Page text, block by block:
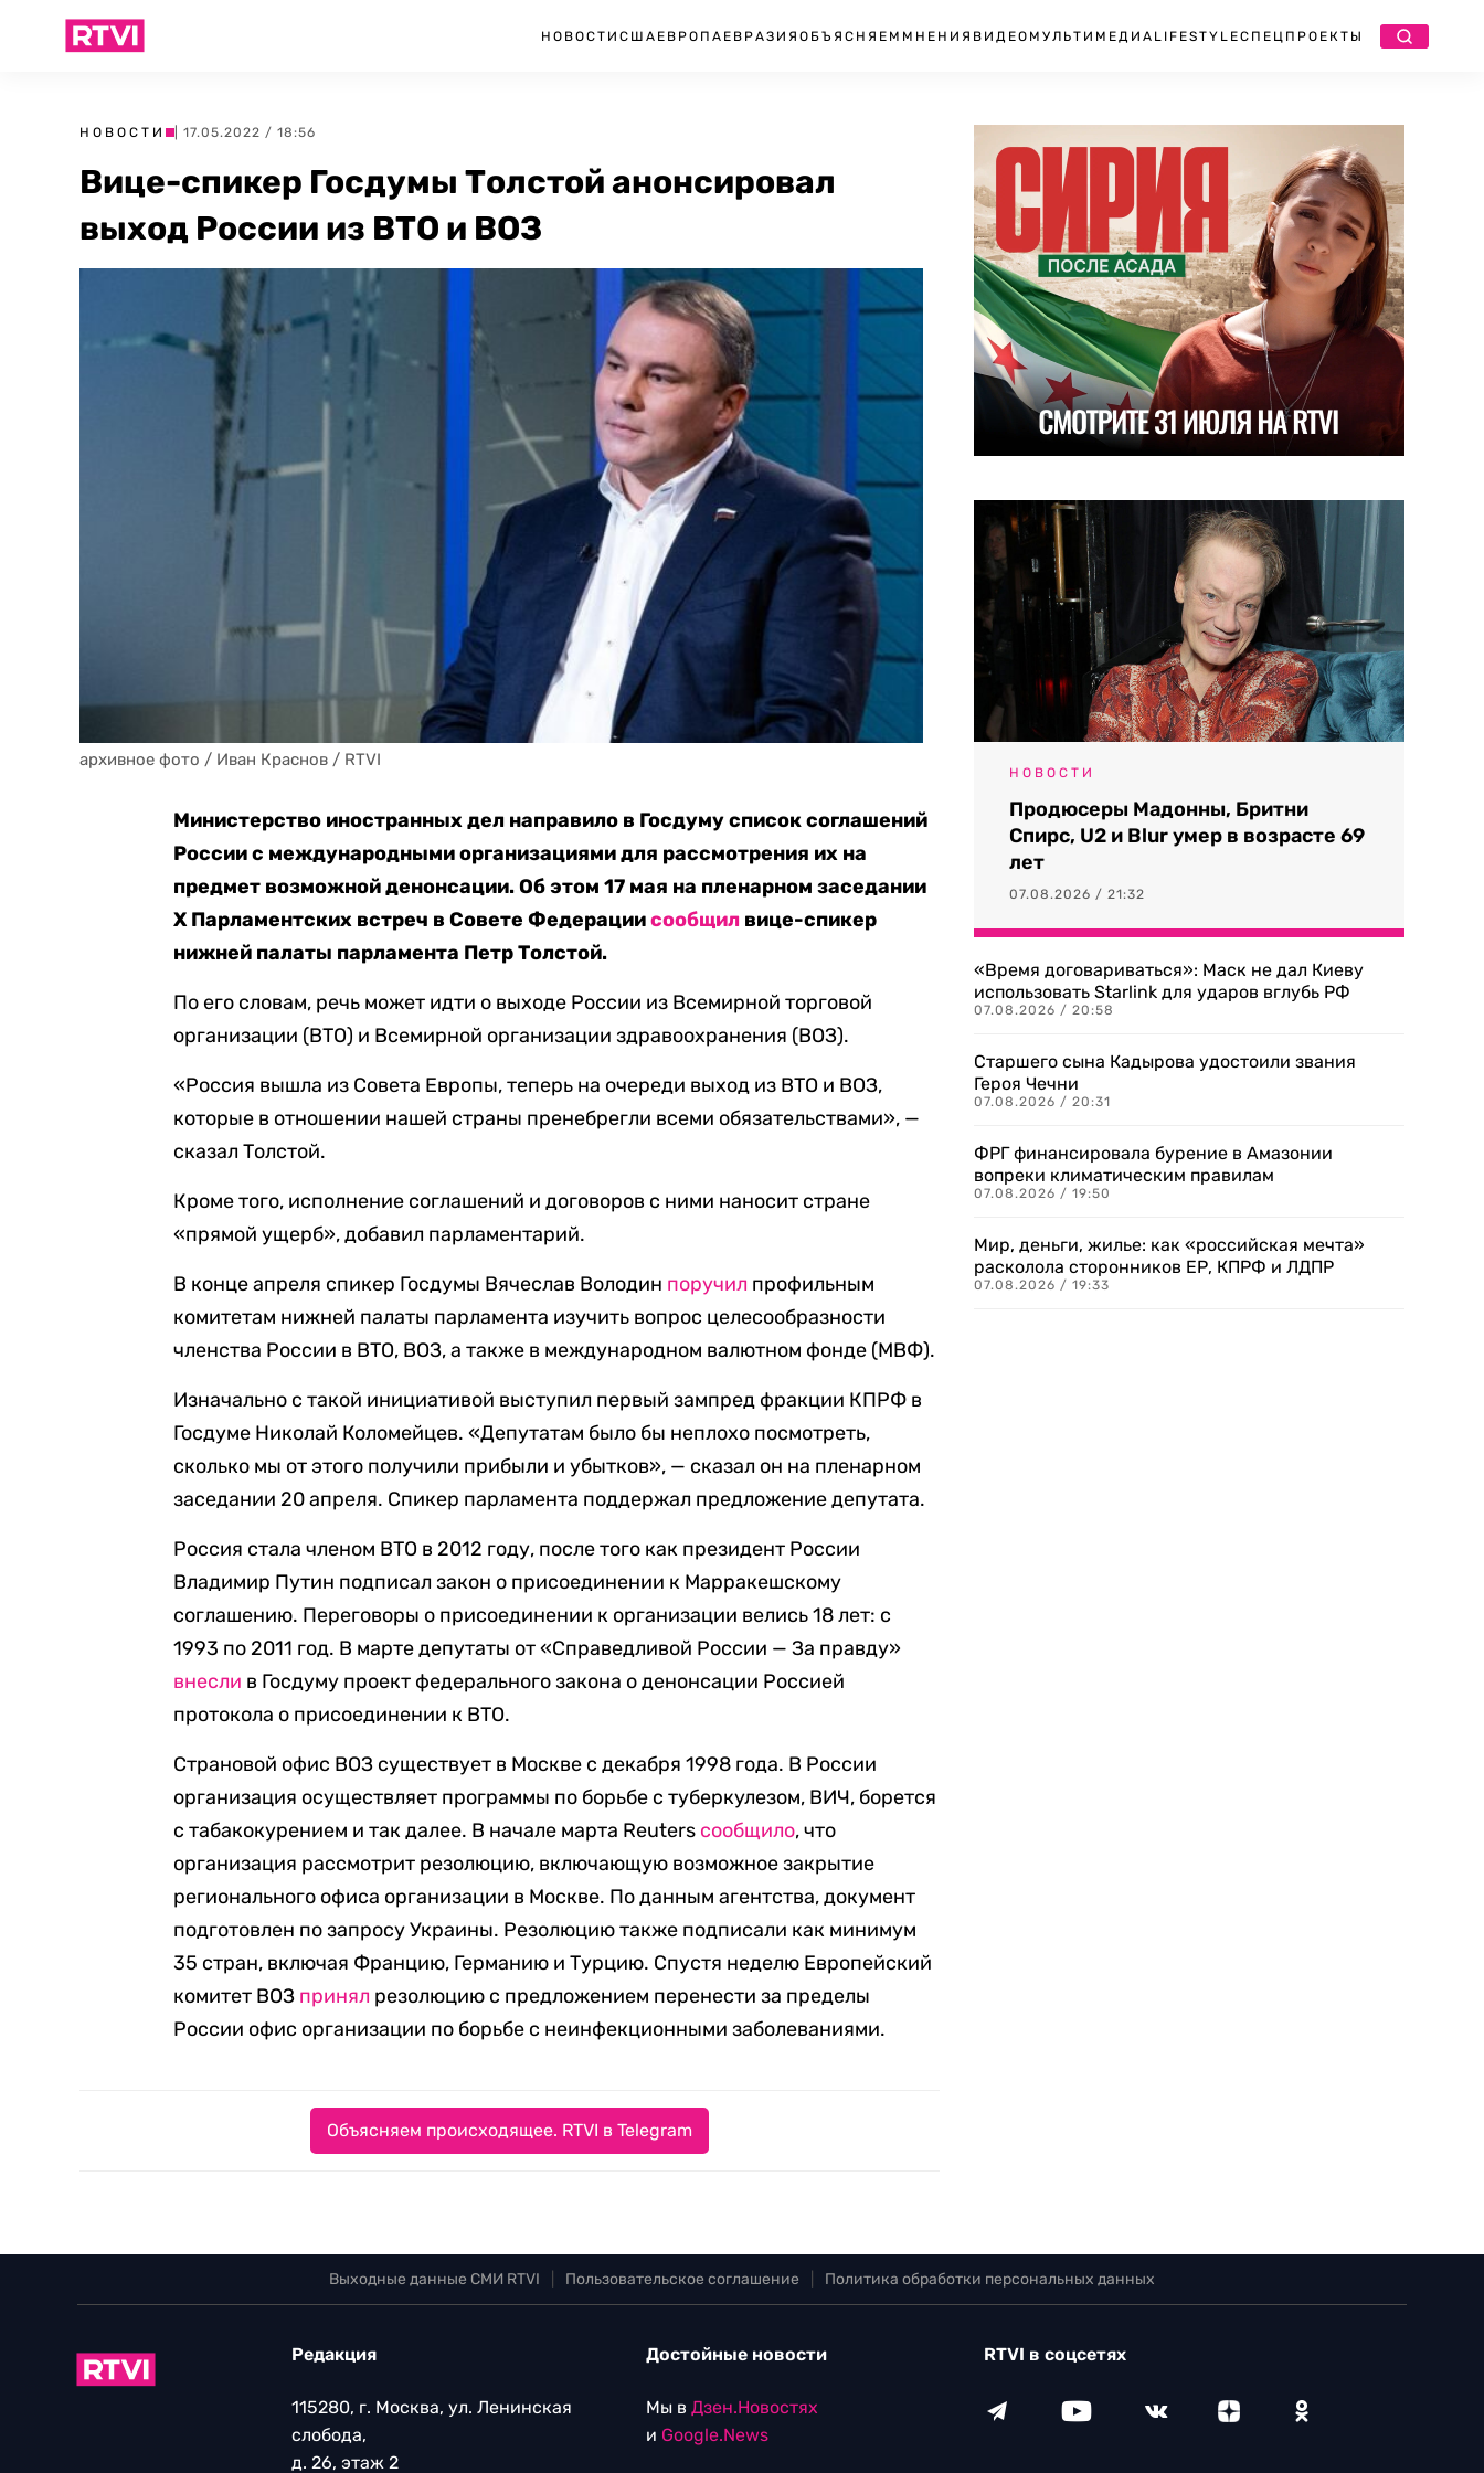
НОВОСТИ США ЕВРОПА ЕВРАЗИЯ ОБЪЯСНЯЕМ МНЕНИЯ ВИДЕО МУЛЬТИМЕДИА LIFESTYLEСПЕЦПРОЕКТЫ
НОВОСТИ | 17.05.2022 / 18:56
Вице-спикер Госдумы Толстой анонсировал
выход России из ВТО и ВОЗ
архивное фото / Иван Краснов / RTVI
Министерство иностранных дел направило в Госдуму список соглашений
России с международными организациями для рассмотрения их на
предмет возможной денонсации. Об этом 17 мая на пленарном заседании
X Парламентских встреч в Совете Федерациисообщил вице-спикер
нижней палаты парламента Петр Толстой.
По его словам, речь может идти о выходе России из Всемирной торговой
организации (ВТО) и Всемирной организации здравоохранения (ВОЗ).
«Россия вышла из Совета Европы, теперь на очереди выход из ВТО и ВОЗ,
которые в отношении нашей страны пренебрегли всеми обязательствами», —
сказал Толстой.
Кроме того, исполнение соглашений и договоров с ними наносит стране
«прямой ущерб», добавил парламентарий.
В конце апреля спикер Госдумы Вячеслав Володин поручил профильным
комитетам нижней палаты парламента изучить вопрос целесообразности
членства России в ВТО, ВОЗ, а также в международном валютном фонде (МВФ).
Изначально с такой инициативой выступил первый зампред фракции КПРФ в
Госдуме Николай Коломейцев. «Депутатам было бы неплохо посмотреть,
сколько мы от этого получили прибыли и убытков», — сказал он на пленарном
заседании 20 апреля. Спикер парламента поддержал предложение депутата.
Россия стала членом ВТО в 2012 году, после того как президент России
Владимир Путин подписал закон о присоединении к Марракешскому
соглашению. Переговоры о присоединении к организации велись 18 лет: с
1993 по 2011 год. В марте депутаты от «Справедливой России — За правду»
внесли в Госдуму проект федерального закона о денонсации Россией
протокола о присоединении к ВТО.
Страновой офис ВОЗ существует в Москве с декабря 1998 года. В России
организация осуществляет программы по борьбе с туберкулезом, ВИЧ, борется
с табакокурением и так далее. В начале марта Reuters сообщило, что
организация рассмотрит резолюцию, включающую возможное закрытие
регионального офиса организации в Москве. По данным агентства, документ
подготовлен по запросу Украины. Резолюцию также подписали как минимум
35 стран, включая Францию, Германию и Турцию. Спустя неделю Европейский
комитет ВОЗ принял резолюцию с предложением перенести за пределы
России офис организации по борьбе с неинфекционными заболеваниями.
Объясняем происходящее. RTVI в Telegram
НОВОСТИ
Продюсеры Мадонны, Бритни
Спирс, U2 и Blur умер в возрасте 69
лет
07.08.2026 / 21:32
«Время договариваться»: Маск не дал Киеву
использовать Starlink для ударов вглубь РФ
07.08.2026 / 20:58
Старшего сына Кадырова удостоили звания
Героя Чечни
07.08.2026 / 20:31
ФРГ финансировала бурение в Амазонии
вопреки климатическим правилам
07.08.2026 / 19:50
Мир, деньги, жилье: как «российская мечта»
расколола сторонников ЕР, КПРФ и ЛДПР
07.08.2026 / 19:33
Выходные данные СМИ RTVI Пользовательское соглашение Политика обработки персональных данных
Редакция
115280, г. Москва, ул. Ленинская
слобода,
д. 26, этаж 2
Достойные новости
Мы в Дзен.Новостях
и Google.News
RTVI в соцсетях